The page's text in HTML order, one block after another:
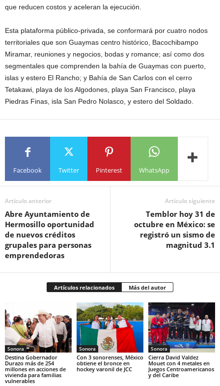
que reducen costos y aceleran la ejecución.
Esta plataforma público-privada, se conformará por cuatro nodos
territoriales que son Guaymas centro histórico, Bacochibampo
Miramar, reuniones y negocios, bodas y romance; así como dos
segmentales que comprenden la bahía de Guaymas con puerto,
islas y estero El Rancho; y Bahía de San Carlos con el cerro
Tetakawi, playa de los Algodones, playa San Francisco, playa
Piedras Finas, isla San Pedro Nolasco, y estero del Soldado.
Facebook Twitter Pinterest WhatsApp
Artículo anterior
Abre Ayuntamiento de
Hermosillo oportunidad
de nuevos créditos
grupales para personas
emprendedoras
Artículo siguiente
Temblor hoy 31 de
octubre en México: se
registró un sismo de
magnitud 3.1
Artículos relacionados Más del autor
Sonora
Destina Gobernador
Durazo más de 254
millones en acciones de
vivienda para familias
vulnerables
Sonora
Con 3 sonorenses, México
obtiene el bronce en
hockey varonil de JCC
Sonora
Cierra David Valdez
Mouet con 4 metales en
Juegos Centroamericanos
y del Caribe